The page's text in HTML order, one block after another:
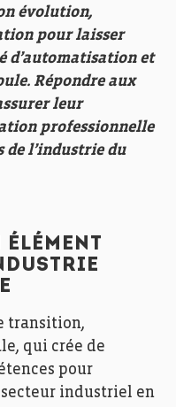
évolution,
pour laisser
d’automatisation et
Répondre aux
leur
professionnelle
de l’industrie du
transition,
qui crée de
pour
secteur industriel en